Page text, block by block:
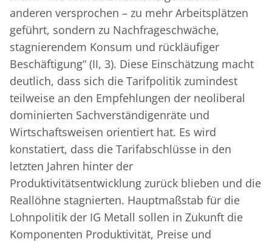
anderen versprochen – zu mehr Arbeitsplätzen
geführt, sondern zu Nachfrageschwäche,
stagnierendem Konsum und rückläufiger
Beschäftigung“ (II, 3). Diese Einschätzung macht
deutlich, dass sich die Tarifpolitik zumindest
teilweise an den Empfehlungen der neoliberal
dominierten Sachverständigenräte und
Wirtschaftsweisen orientiert hat. Es wird
konstatiert, dass die Tarifabschlüsse in den
letzten Jahren hinter der
Produktivitätsentwicklung zurück blieben und die
Reallöhne stagnierten. Hauptmaßstab für die
Lohnpolitik der IG Metall sollen in Zukunft die
Komponenten Produktivität, Preise und